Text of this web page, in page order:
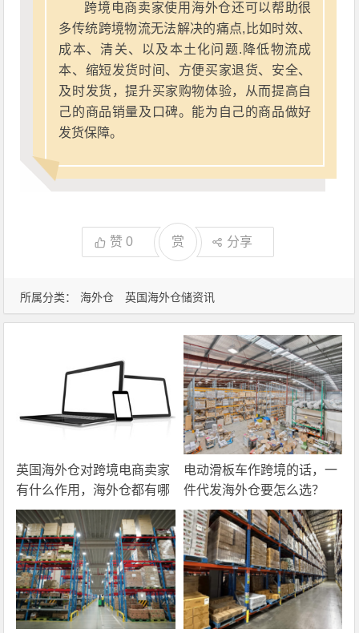
所属分类： 海外仓 英国海外仓储资讯
跨境电商卖家使用海外仓还可以帮助很
多传统跨境物流无法解决的痛点,比如时效、
成本、清关、以及本土化问题.降低物流成
本、缩短发货时间、方便买家退货、安全、
及时发货，提升买家购物体验，从而提高自
己的商品销量及口碑。能为自己的商品做好
发货保障。
赞0 赏 分享
英国海外仓对跨境电商卖家
有什么作用，海外仓都有哪
些核心服务？
电动滑板车作跨境的话，一
件代发海外仓要怎么选？